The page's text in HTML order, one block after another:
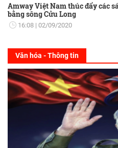
Amway Việt Nam thúc đẩy các
bằng sông Cửu Long
16:08 02/09/2020
Văn hóa - Thông tin